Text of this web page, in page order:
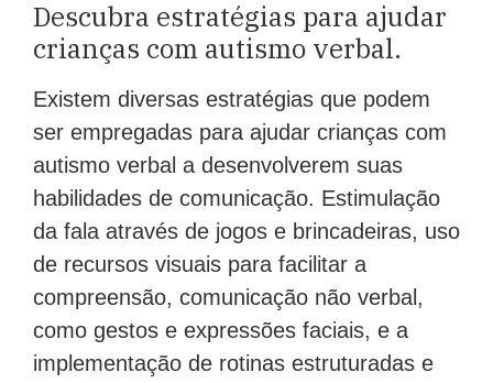
Descubra estratégias para ajudar
crianças com autismo verbal.
Existem diversas estratégias que podem
ser empregadas para ajudar crianças com
autismo verbal a desenvolverem suas
habilidades de comunicação. Estimulação
da fala através de jogos e brincadeiras, uso
de recursos visuais para facilitar a
compreensão, comunicação não verbal,
como gestos e expressões faciais, e a
implementação de rotinas estruturadas e